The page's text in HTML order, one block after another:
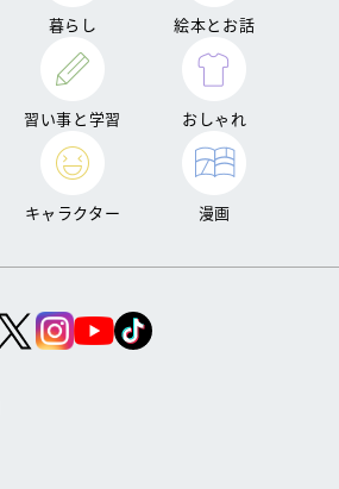
暮らし 絵本とお話
習い事と学習 おしゃれ
キャラクター 漫画